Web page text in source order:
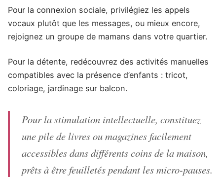
Pour la connexion sociale, privilégiez les appels
vocaux plutôt que les messages, ou mieux encore,
rejoignez un groupe de mamans dans votre quartier.
Pour la détente, redécouvrez des activités manuelles
compatibles avec la présence d’enfants : tricot,
coloriage, jardinage sur balcon.
Pour la stimulation intellectuelle, constituez
une pile de livres ou magazines facilement
accessibles dans différents coins de la maison,
prêts à être feuilletés pendant les micro-pauses.